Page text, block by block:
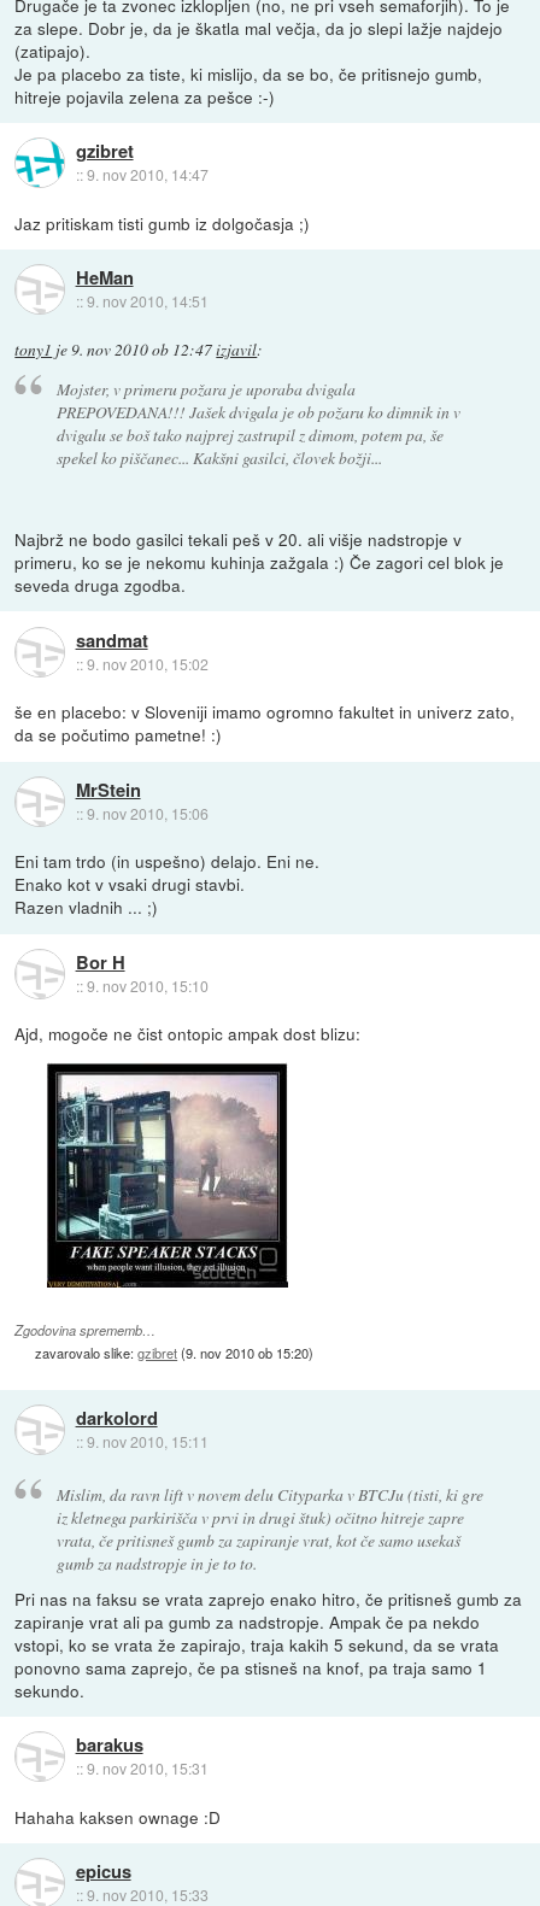
za slepe. Dobr je, da je škatla mal večja, da jo slepi lažje najdejo
(zatipajo).
Je pa placebo za tiste, ki mislijo, da se bo, če pritisnejo gumb,
hitreje pojavila zelena za pešce :-)
gzibret
::9. nov 2010, 14:47
Jaz pritiskam tisti gumb iz dolgočasja ;)
HeMan
::9. nov 2010, 14:51
tony1 je9. nov 2010 ob 12:47izjavil:
Mojster, v primeru požara je uporaba dvigala
PREPOVEDANA!!! Jašek dvigala je ob požaru ko dimnik in v
dvigalu se boš tako najprej zastrupil z dimom, potem pa, še
spekel ko piščanec... Kakšni gasilci, človek božji...
Najbrž ne bodo gasilci tekali peš v 20. ali višje nadstropje v
primeru, ko se je nekomu kuhinja zažgala :) Če zagori cel blok je
seveda druga zgodba.
sandmat
::9. nov 2010, 15:02
še en placebo: v Sloveniji imamo ogromno fakultet in univerz zato,
da se počutimo pametne! :)
MrStein
::9. nov 2010, 15:06
Eni tam trdo (in uspešno) delajo. Eni ne.
Enako kot v vsaki drugi stavbi.
Razen vladnih ... ;)
Bor H
::9. nov 2010, 15:10
Ajd, mogoče ne čist ontopic ampak dost blizu:
Zgodovina sprememb…
zavarovalo slike:gzibret(9. nov 2010 ob 15:20)
darkolord
::9. nov 2010, 15:11
Mislim, da ravn lift v novem delu Cityparka v BTCJu (tisti, ki gre
iz kletnega parkirišča v prvi in drugi štuk) očitno hitreje zapre
vrata, če pritisneš gumb za zapiranje vrat, kot če samo usekaš
gumb za nadstropje in je to to.
Pri nas na faksu se vrata zaprejo enako hitro, če pritisneš gumb za
zapiranje vrat ali pa gumb za nadstropje. Ampak če pa nekdo
vstopi, ko se vrata že zapirajo, traja kakih 5 sekund, da se vrata
ponovno sama zaprejo, če pa stisneš na knof, pa traja samo 1
sekundo.
barakus
::9. nov 2010, 15:31
Hahaha kaksen ownage :D
epicus
::9. nov 2010, 15:33